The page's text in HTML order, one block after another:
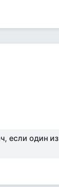
если один из